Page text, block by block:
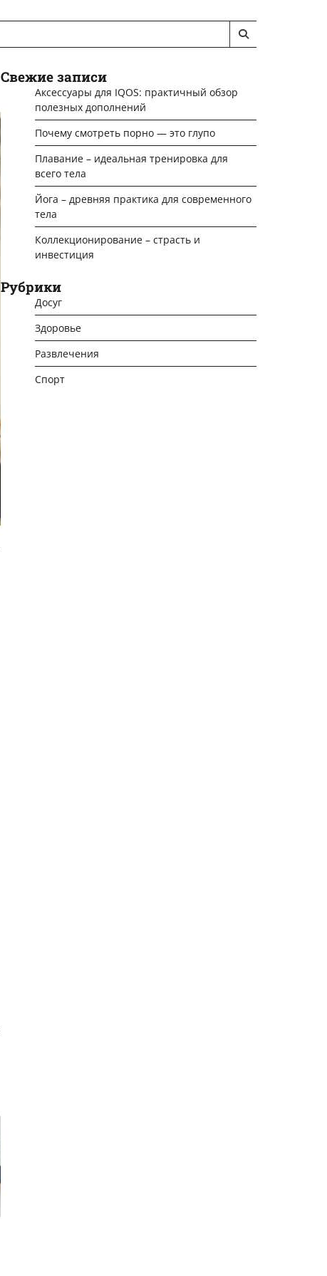
Свежие записи
Аксессуары для IQOS: практичный обзор
полезных дополнений
Почему смотреть порно — это глупо
Плавание – идеальная тренировка для
всего тела
Йога – древняя практика для современного
тела
Коллекционирование – страсть и
инвестиция
Рубрики
Досуг
Здоровье
Развлечения
Спорт